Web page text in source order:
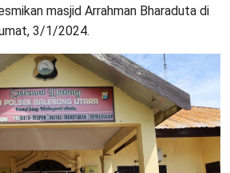
masjid Arrahman Bharaduta di
3/1/2024.